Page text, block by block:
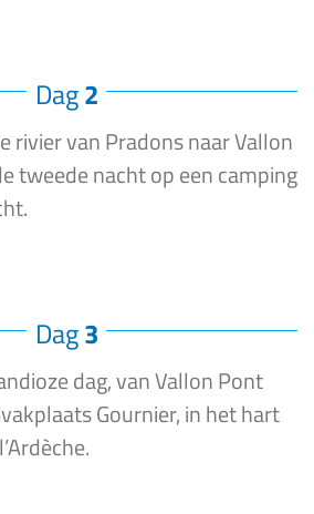
Dag2
rivier van Pradons naar Vallon
tweede nacht op een camping
Dag3
dag, van Vallon Pont
Gournier, in het hart